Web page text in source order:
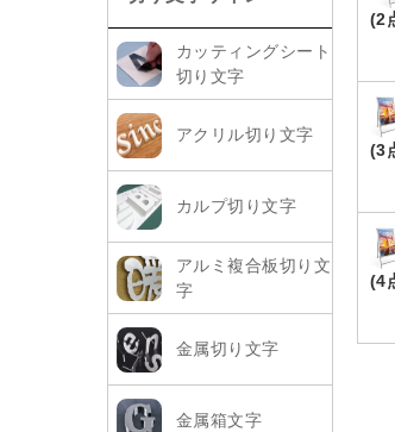
カッティングシート
切り文字
アクリル切り文字
カルプ切り文字
アルミ複合板切り文
字
金属切り文字
金属箱文字
(2
(3
(4